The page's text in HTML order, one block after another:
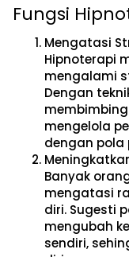
Fungsi
Mengatasi
Hipnoterapi
mengalami
Dengan
mengelola
dengan pola
Banyak
mengatasi
diri. Sugesti
mengubah
sendiri,